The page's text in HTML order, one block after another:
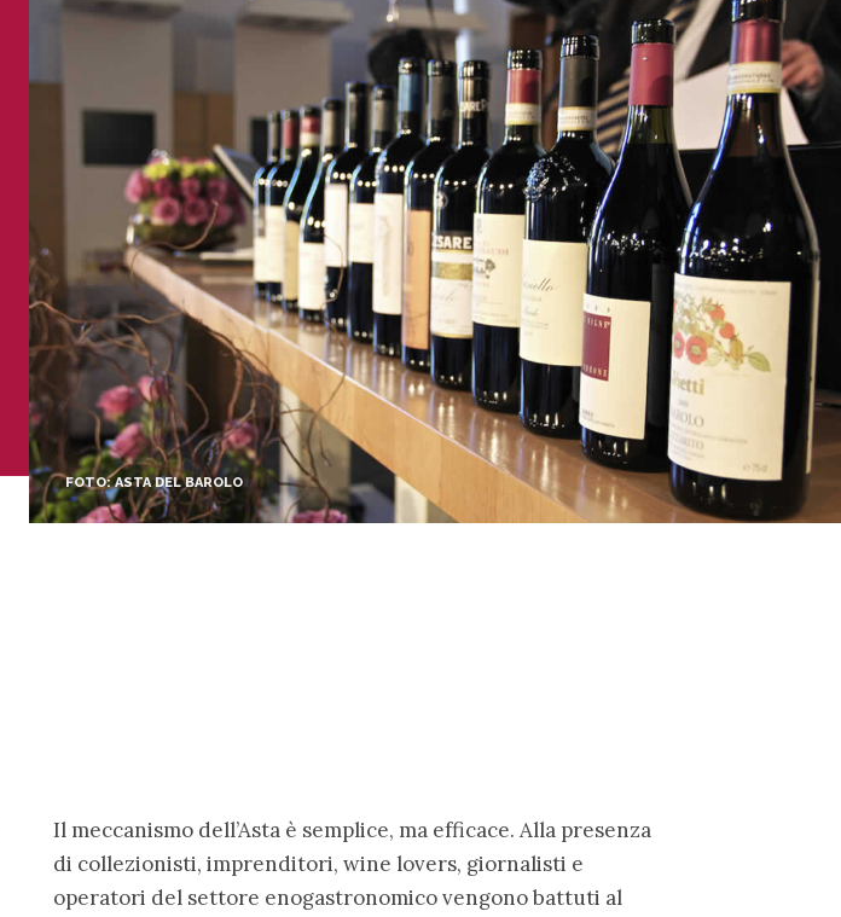
FOTO: ASTA DEL BAROLO
Il meccanismo dell’Asta è semplice, ma efficace. Alla presenza
di collezionisti, imprenditori, wine lovers, giornalisti e
operatori del settore enogastronomico vengono battuti al